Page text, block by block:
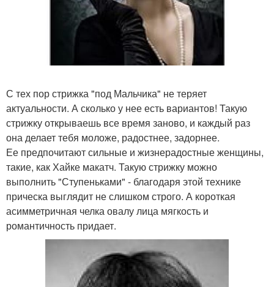
С тех пор стрижка "под Мальчика" не теряет
актуальности. А сколько у нее есть вариантов! Такую
стрижку открываешь все время заново, и каждый раз
она делает тебя моложе, радостнее, задорнее.
Ее предпочитают сильные и жизнерадостные женщины,
такие, как Хайке макатч. Такую стрижку можно
выполнить "Ступеньками" - благодаря этой технике
прическа выглядит не слишком строго. А короткая
асимметричная челка овалу лица мягкость и
романтичность придает.